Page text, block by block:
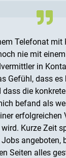
Telefonat mit
nie mit einem
in
Gefühl, dass es
dass die
befand als
erfolgreichen
Kurze Zeit
angeboten,
Seiten alles